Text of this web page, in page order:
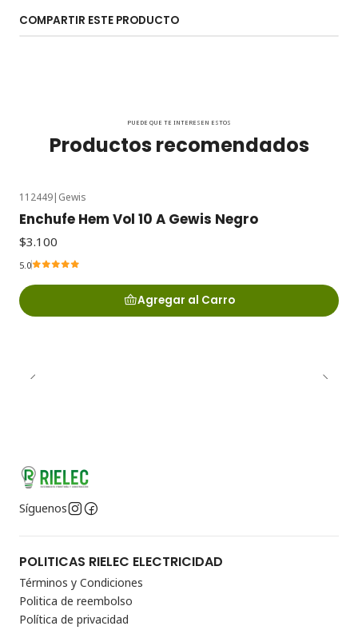
COMPARTIR ESTE PRODUCTO
PUEDE QUE TE INTERESEN ESTOS
Productos recomendados
112449| Gewis
Enchufe Hem Vol 10 A Gewis Negro
$3.100
5.0
Agregar al Carro
Síguenos
POLITICAS RIELEC ELECTRICIDAD
Términos y Condiciones
Politica de reembolso
Política de privacidad